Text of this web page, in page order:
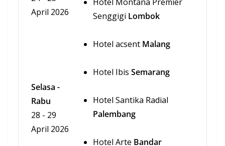
Senggigi Lombok
Hotel acsent Malang
Hotel Ibis Semarang
Hotel Santika Radial
Palembang
Hotel Arte Bandar
April 2026
Selasa -
Rabu
28 - 29
April 2026